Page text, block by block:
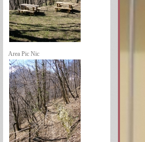
Area Pic Nic